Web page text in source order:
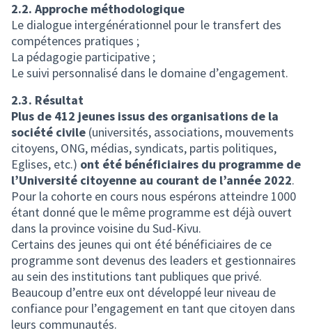
2.2. Approche méthodologique
Le dialogue intergénérationnel pour le transfert des
compétences pratiques ;
La pédagogie participative ;
Le suivi personnalisé dans le domaine d’engagement.
2.3. Résultat
Plus de 412 jeunes issus des organisations de la
société civile (universités, associations, mouvements
citoyens, ONG, médias, syndicats, partis politiques,
Eglises, etc.) ont été bénéficiaires du programme de
l’Université citoyenne au courant de l’année 2022.
Pour la cohorte en cours nous espérons atteindre 1000
étant donné que le même programme est déjà ouvert
dans la province voisine du Sud-Kivu.
Certains des jeunes qui ont été bénéficiaires de ce
programme sont devenus des leaders et gestionnaires
au sein des institutions tant publiques que privé.
Beaucoup d’entre eux ont développé leur niveau de
confiance pour l’engagement en tant que citoyen dans
leurs communautés.